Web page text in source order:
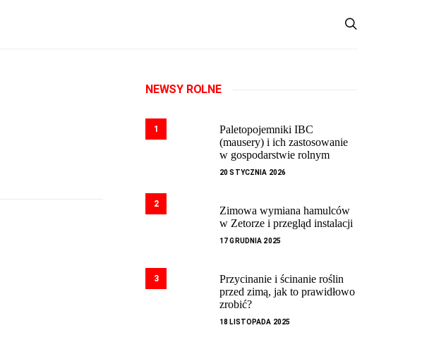
NEWSY ROLNE
1
Paletopojemniki IBC
(mausery) i ich zastosowanie
w gospodarstwie rolnym
20 STYCZNIA 2026
2
Zimowa wymiana hamulców
w Zetorze i przegląd instalacji
17 GRUDNIA 2025
3
Przycinanie i ścinanie roślin
przed zimą, jak to prawidłowo
zrobić?
18 LISTOPADA 2025